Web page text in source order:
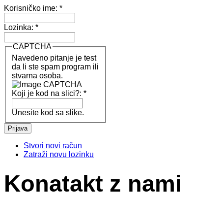
Korisničko ime: *
Lozinka: *
CAPTCHA
Navedeno pitanje je test
da li ste spam program ili
stvarna osoba.
Koji je kod na slici?: *
Unesite kod sa slike.
Stvori novi račun
Zatraži novu lozinku
Konatakt z nami